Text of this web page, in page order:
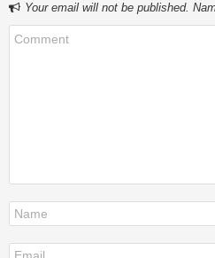
Your email will not be published.